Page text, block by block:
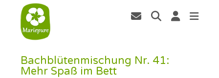
Bachblütenmischung Nr. 41:
Mehr Spaß im Bett